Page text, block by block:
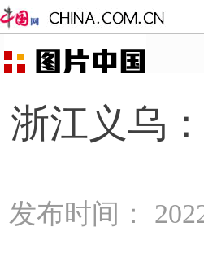
浙江义乌
发布时间：